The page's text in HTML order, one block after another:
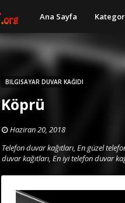
Ana Sayfa
BILGISAYAR DUVAR KAĞIDI
Köprü
Haziran 20, 2018
Telefon duvar kağıtları, En güzel
duvar kağıtları, En iyi telefon duvar